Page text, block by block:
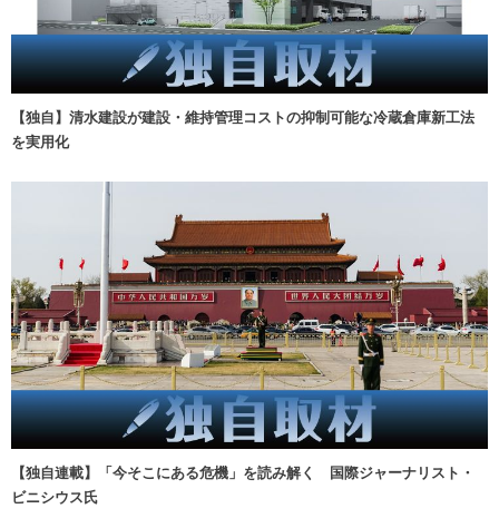
【独自】清水建設が建設・維持管理コストの抑制可能な冷蔵倉庫新工法
を実用化
【独自連載】「今そこにある危機」を読み解く 国際ジャーナリスト・
ビニシウス氏